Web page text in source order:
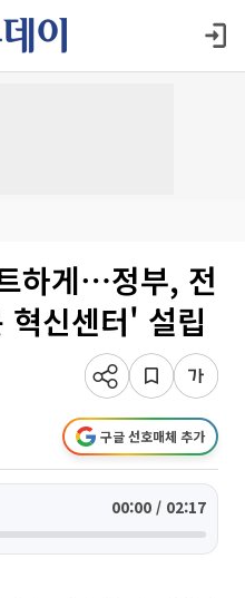
하게⋯정부, 전
신센터' 설립
구글 선호매체 추가
00:00 / 02:17